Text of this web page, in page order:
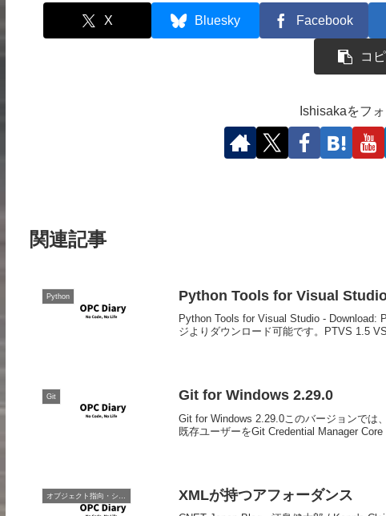
X Bluesky Facebook
コ
Ishisakaをフ
関連記事
Python Python Tools for Visual
Python Tools for Visual Studio - Download:
ジよりダウンロード可能です。PTVS 1.5 VS
Git Git for Windows 2.29.0
Git for Windows 2.29.0このバージョンでは
既存ユーザーをGit Credential Manager Core
オブジェクト指向・システム開発 XMLが持つアフォーダンス